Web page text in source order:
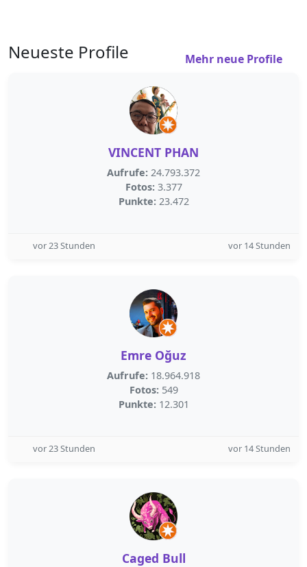
Neueste Profile Mehr neue Profile
VINCENT PHAN
Aufrufe: 24.793.372
Fotos: 3.377
Punkte: 23.472
vor 23 Stunden vor 14 Stunden
Emre Oğuz
Aufrufe: 18.964.918
Fotos: 549
Punkte: 12.301
vor 23 Stunden vor 14 Stunden
Caged Bull